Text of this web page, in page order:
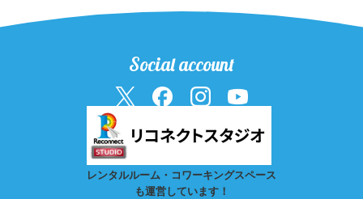
Social account
レンタルルーム・コワーキングスペース
も運営しています！